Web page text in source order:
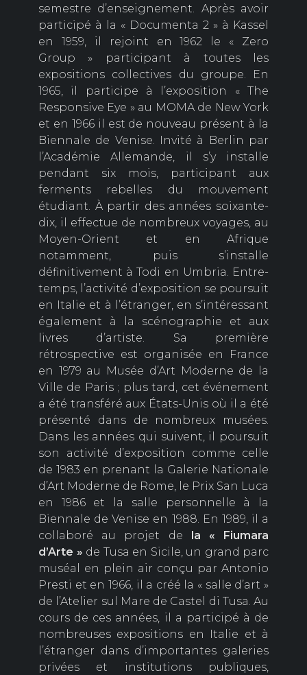
semestre d’enseignement. Après avoir
participé à la « Documenta 2 » à Kassel
en 1959, il rejoint en 1962 le « Zero
Group » participant à toutes les
expositions collectives du groupe. En
1965, il participe à l’exposition « The
Responsive Eye » au MOMA de New York
et en 1966 il est de nouveau présent à la
Biennale de Venise. Invité à Berlin par
l’Académie Allemande, il s’y installe
pendant six mois, participant aux
ferments rebelles du mouvement
étudiant. À partir des années soixante-
dix, il effectue de nombreux voyages, au
Moyen-Orient et en Afrique
notamment, puis s’installe
définitivement à Todi en Umbria. Entre-
temps, l’activité d’exposition se poursuit
en Italie et à l’étranger, en s’intéressant
également à la scénographie et aux
livres d’artiste. Sa première
rétrospective est organisée en France
en 1979 au Musée d’Art Moderne de la
Ville de Paris ; plus tard, cet événement
a été transféré aux États-Unis où il a été
présenté dans de nombreux musées.
Dans les années qui suivent, il poursuit
son activité d’exposition comme celle
de 1983 en prenant la Galerie Nationale
d’Art Moderne de Rome, le Prix San Luca
en 1986 et la salle personnelle à la
Biennale de Venise en 1988. En 1989, il a
collaboré au projet de
la « Fiumara
d’Arte » de Tusa en Sicile, un grand parc
muséal en plein air conçu par Antonio
Presti et en 1966, il a créé la « salle d’art »
de l’Atelier sul Mare de Castel di Tusa. Au
cours de ces années, il a participé à de
nombreuses expositions en Italie et à
l’étranger dans d’importantes galeries
privées et institutions publiques,